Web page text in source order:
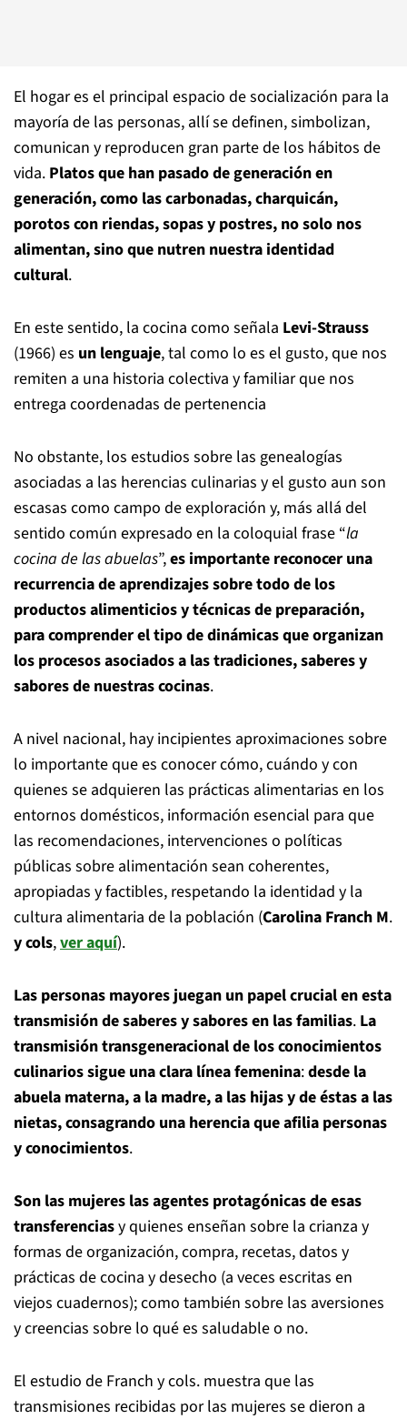
El hogar es el principal espacio de socialización para la
mayoría de las personas, allí se definen, simbolizan,
comunican y reproducen gran parte de los hábitos de
vida. Platos que han pasado de generación en
generación, como las carbonadas, charquicán,
porotos con riendas, sopas y postres, no solo nos
alimentan, sino que nutren nuestra identidad
cultural.
En este sentido, la cocina como señala Levi-Strauss
(1966) es un lenguaje, tal como lo es el gusto, que nos
remiten a una historia colectiva y familiar que nos
entrega coordenadas de pertenencia
No obstante, los estudios sobre las genealogías
asociadas a las herencias culinarias y el gusto aun son
escasas como campo de exploración y, más allá del
sentido común expresado en la coloquial frase “la
cocina de las abuelas”,es importante reconocer una
recurrencia de aprendizajes sobre todo de los
productos alimenticios y técnicas de preparación,
para comprender el tipo de dinámicas que organizan
los procesos asociados a las tradiciones, saberes y
sabores de nuestras cocinas.
A nivel nacional, hay incipientes aproximaciones sobre
lo importante que es conocer cómo, cuándo y con
quienes se adquieren las prácticas alimentarias en los
entornos domésticos, información esencial para que
las recomendaciones, intervenciones o políticas
públicas sobre alimentación sean coherentes,
apropiadas y factibles, respetando la identidad y la
cultura alimentaria de la población (Carolina Franch M.
y cols,ver aquí).
Las personas mayores juegan un papel crucial en esta
transmisión de saberes y sabores en las familias. La
transmisión transgeneracional de los conocimientos
culinarios sigue una clara línea femenina:desde la
abuela materna, a la madre, a las hijas y de éstas a las
nietas, consagrando una herencia que afilia personas
y conocimientos.
Son las mujeres las agentes protagónicas de esas
transferenciasy quienes enseñan sobre la crianza y
formas de organización, compra, recetas, datos y
prácticas de cocina y desecho (a veces escritas en
viejos cuadernos); como también sobre las aversiones
y creencias sobre lo qué es saludable o no.
El estudio de Franch y cols. muestra que las
transmisiones recibidas por las mujeres se dieron a